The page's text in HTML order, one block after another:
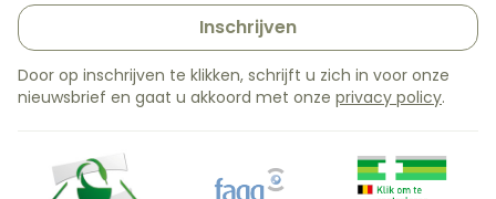
Inschrijven
Door op inschrijven te klikken, schrijft u zich in voor onze
nieuwsbrief en gaat u akkoord met onze privacy policy.